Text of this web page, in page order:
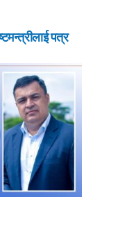
पत्र